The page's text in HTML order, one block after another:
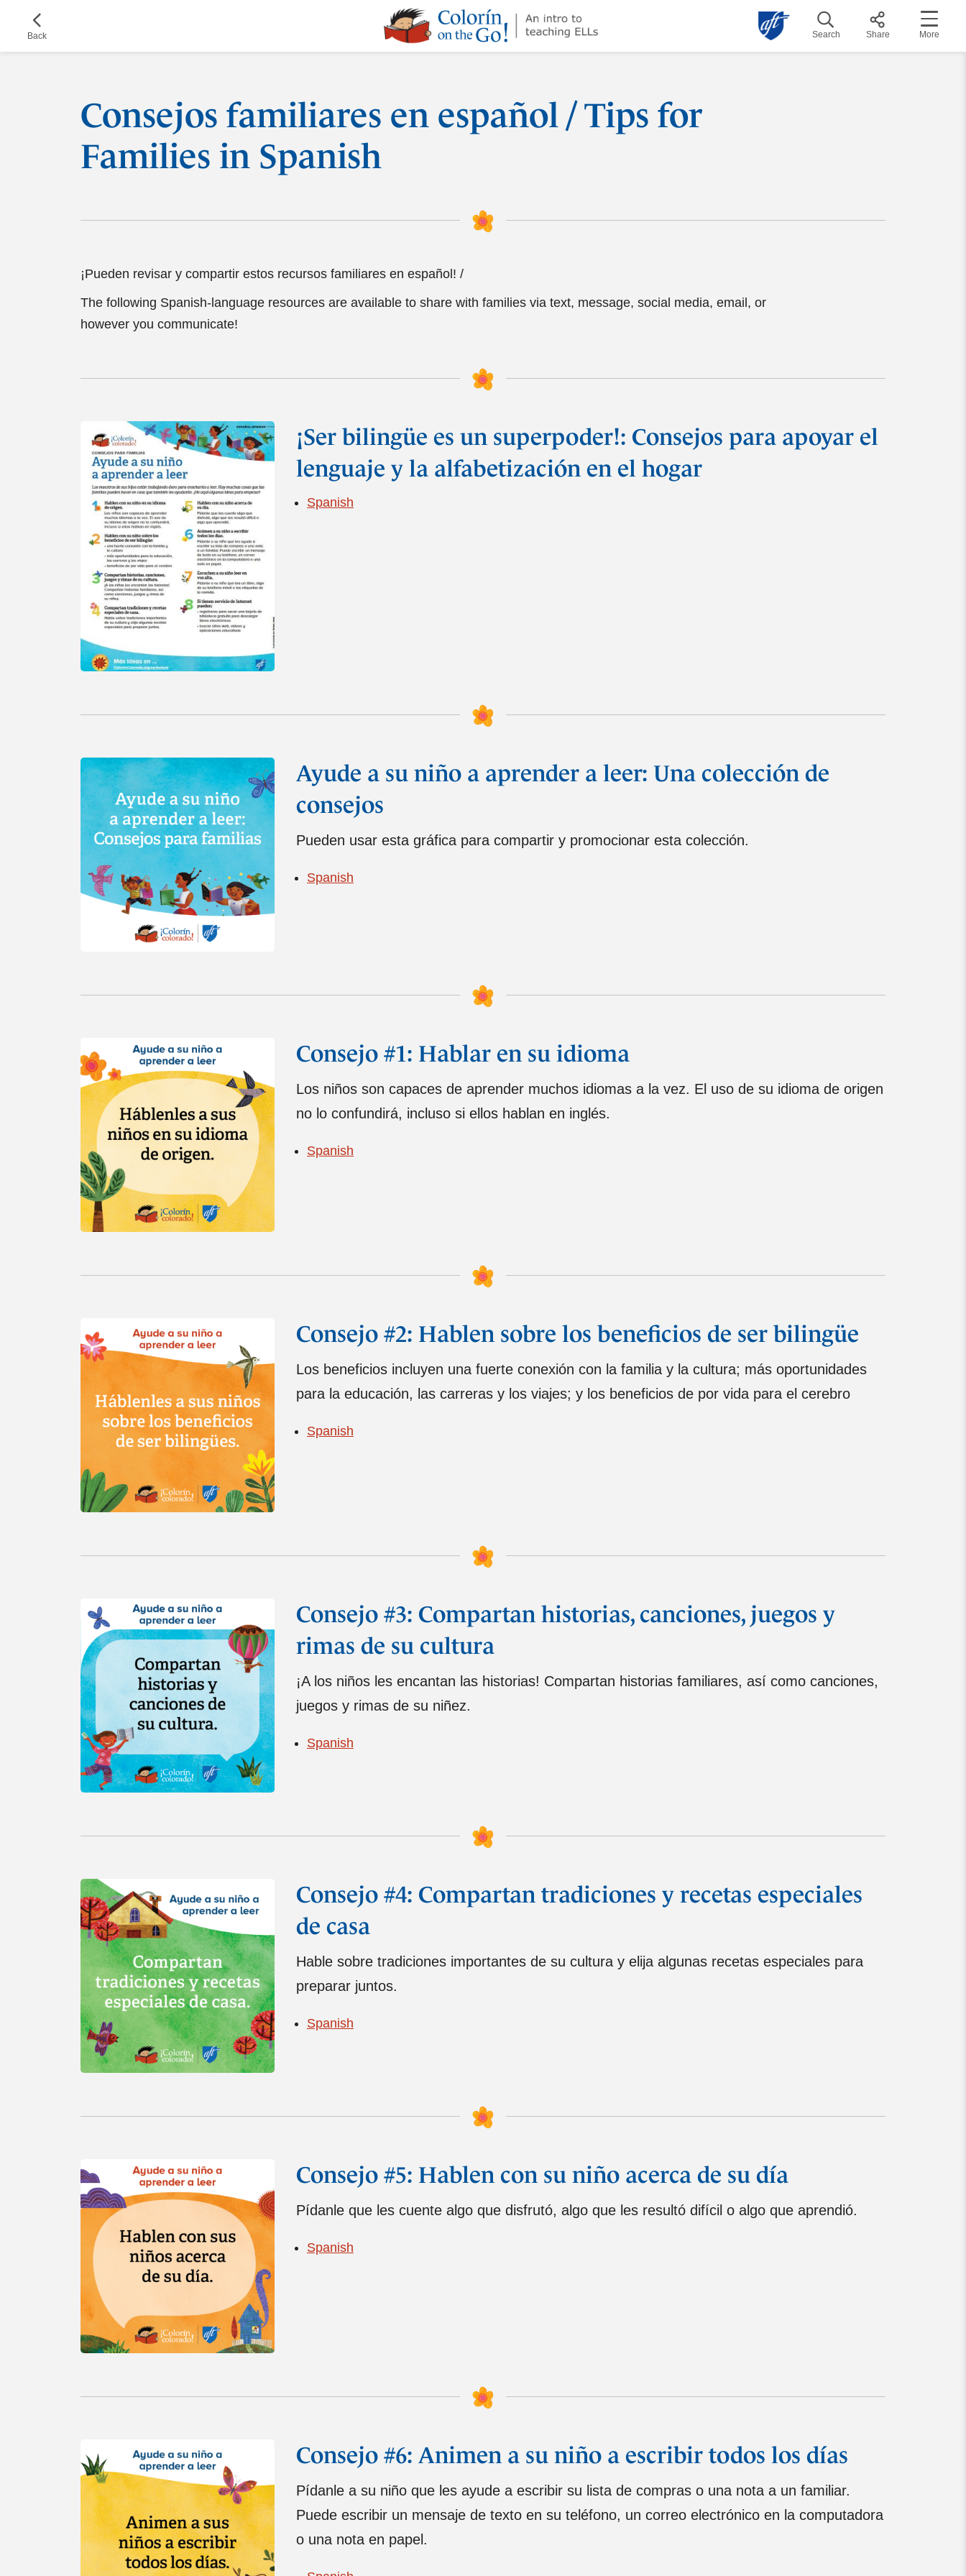
main
Back
¡Colorín
on
the
Search Share More
Consejos familiares en español / Tips for
Families in Spanish
¡Pueden revisar y compartir estos recursos familiares en español! /
The following Spanish-language resources are available to share with families via text, message, social media, email, or
however you communicate!
¡Ser bilingüe es un superpoder!: Consejos para apoyar el
lenguaje y la alfabetización en el hogar
Spanish
Ayude a su niño a aprender a leer: Una colección de
consejos
Pueden usar esta gráfica para compartir y promocionar esta colección.
Spanish
Consejo #1: Hablar en su idioma
Los niños son capaces de aprender muchos idiomas a la vez. El uso de su idioma de origen
no lo confundirá, incluso si ellos hablan en inglés.
Spanish
Consejo #2: Hablen sobre los beneficios de ser bilingüe
Los beneficios incluyen una fuerte conexión con la familia y la cultura; más oportunidades
para la educación, las carreras y los viajes; y los beneficios de por vida para el cerebro
Spanish
Consejo #3: Compartan historias, canciones, juegos y
rimas de su cultura
¡A los niños les encantan las historias! Compartan historias familiares, así como canciones,
juegos y rimas de su niñez.
Spanish
Consejo #4: Compartan tradiciones y recetas especiales
de casa
Hable sobre tradiciones importantes de su cultura y elija algunas recetas especiales para
preparar juntos.
Spanish
Consejo #5: Hablen con su niño acerca de su día
Pídanle que les cuente algo que disfrutó, algo que les resultó difícil o algo que aprendió.
Spanish
Consejo #6: Animen a su niño a escribir todos los días
Pídanle a su niño que les ayude a escribir su lista de compras o una nota a un familiar.
Puede escribir un mensaje de texto en su teléfono, un correo electrónico en la computadora
o una nota en papel.